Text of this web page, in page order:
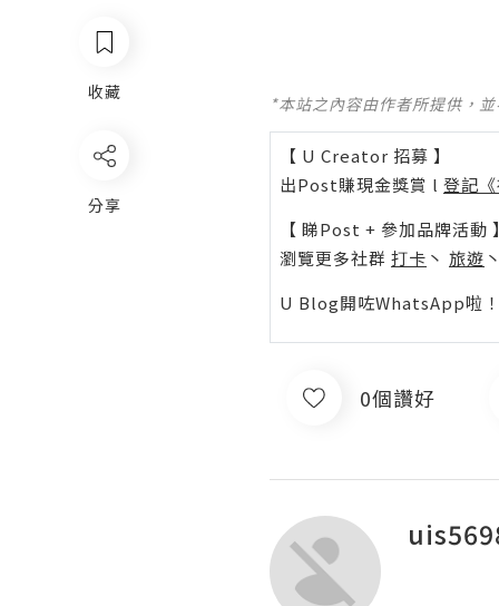
收藏
分享
*本站之內容由作者所提供，
【 U Creator 招募 】
出Post賺現金獎賞 l 登記
【 睇Post + 參加品牌活動
瀏覽更多社群 打卡 丶 旅遊
U Blog開咗WhatsApp啦
0個讚好